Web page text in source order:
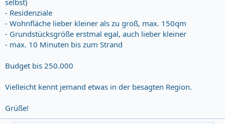
- Residenziale
- Wohnfläche lieber kleiner als zu groß, max. 150qm
- Grundstücksgröße erstmal egal, auch lieber kleiner
- max. 10 Minuten bis zum Strand
Budget bis 250.000
Vielleicht kennt jemand etwas in der besagten Region.
Grüße!